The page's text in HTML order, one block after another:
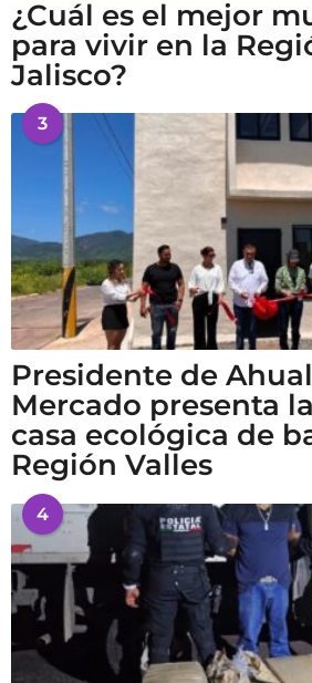
¿Cuál es el mejor
para vivir en la
Jalisco?
3
Presidente de
Mercado presenta
casa ecológica de
Región Valles
4